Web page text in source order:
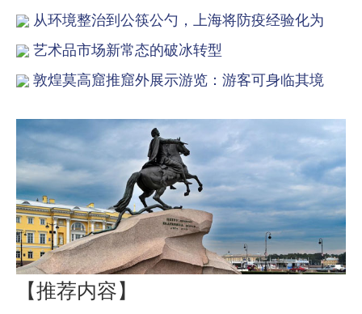
从环境整治到公筷公勺，上海将防疫经验化为
艺术品市场新常态的破冰转型
敦煌莫高窟推窟外展示游览：游客可身临其境
【推荐内容】